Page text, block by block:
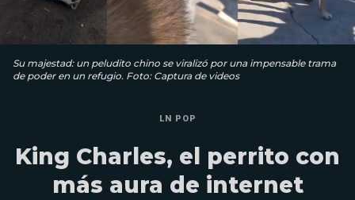
Su majestad: un peludito chino se viralizó por una impensable trama
de poder en un refugio. Foto: Captura de videos
LN POP
King Charles, el perrito con
más aura de internet